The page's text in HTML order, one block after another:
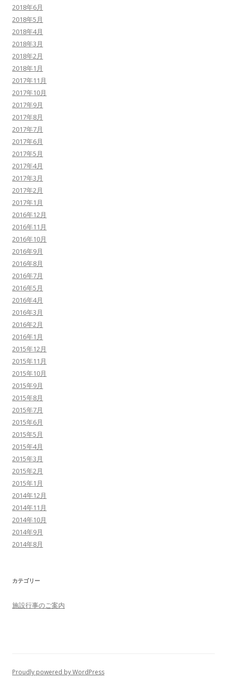
2018年6月
2018年5月
2018年4月
2018年3月
2018年2月
2018年1月
2017年11月
2017年10月
2017年9月
2017年8月
2017年7月
2017年6月
2017年5月
2017年4月
2017年3月
2017年2月
2017年1月
2016年12月
2016年11月
2016年10月
2016年9月
2016年8月
2016年7月
2016年5月
2016年4月
2016年3月
2016年2月
2016年1月
2015年12月
2015年11月
2015年10月
2015年9月
2015年8月
2015年7月
2015年6月
2015年5月
2015年4月
2015年3月
2015年2月
2015年1月
2014年12月
2014年11月
2014年10月
2014年9月
2014年8月
カテゴリー
施設行事のご案内
Proudly powered by WordPress